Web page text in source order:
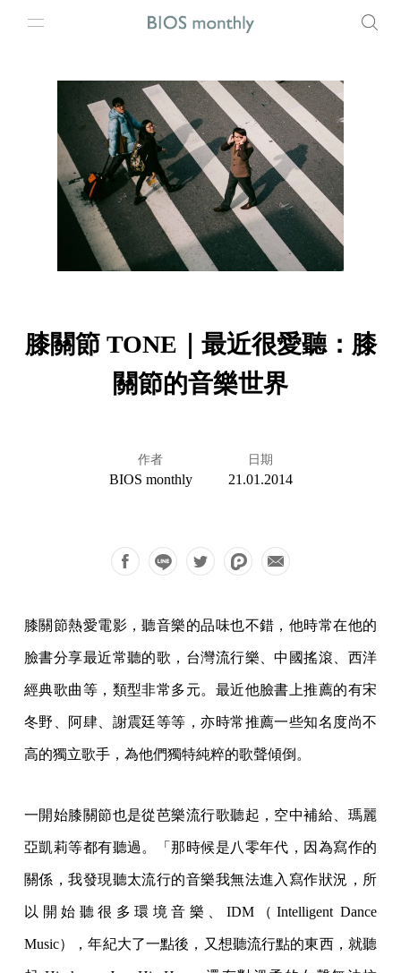
膝關節 TONE｜最近很愛聽：膝
關節的音樂世界
作者
BIOS monthly
日期
21.01.2014
膝關節熱愛電影，聽音樂的品味也不錯，他時常在他的
臉書分享最近常聽的歌，台灣流行樂、中國搖滾、西洋
經典歌曲等，類型非常多元。最近他臉書上推薦的有宋
冬野、阿肆、謝震廷等等，亦時常推薦一些知名度尚不
高的獨立歌手，為他們獨特純粹的歌聲傾倒。
一開始膝關節也是從芭樂流行歌聽起，空中補給、瑪麗
亞凱莉等都有聽過。「那時候是八零年代，因為寫作的
關係，我發現聽太流行的音樂我無法進入寫作狀況，所
以開始聽很多環境音樂、IDM（Intelligent Dance
Music），年紀大了一點後，又想聽流行點的東西，就聽